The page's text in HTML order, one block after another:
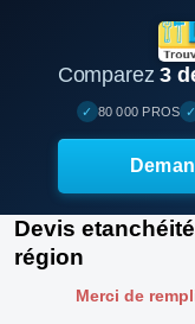
Comparez3
✓ 80 000 PROS ✓
Devis
région
Merci de